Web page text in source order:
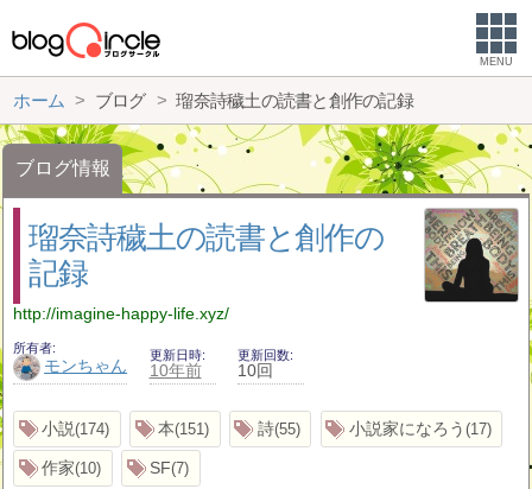
MENU
ホーム ブログ 瑠奈詩穢土の読書と創作の記録
ブログ情報
瑠奈詩穢土の読書と創作の
記録
http://imagine-happy-life.xyz/
所有者
モンちゃん
更新日時
10年前
更新回数
10回
小説 174 本 151 詩 55 小説家になろう 17
作家 10 SF 7